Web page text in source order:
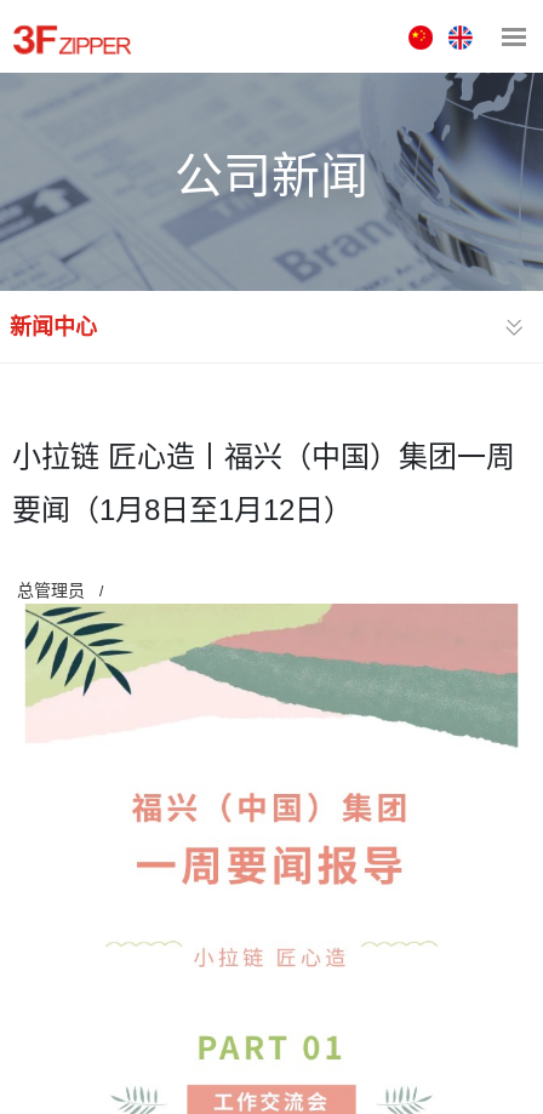
中
文
版
ENGLISH
公司新闻
新闻中心
小拉链 匠心造丨福兴（中国）集团一周
要闻（1月8日至1月12日）
总管理员 /